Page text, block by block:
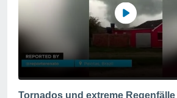
Tornados und extreme